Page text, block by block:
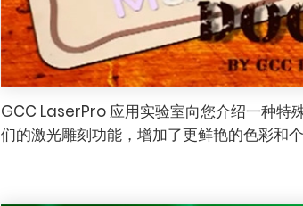
GCC LaserPro 应用实验室向您介绍一种特
们的激光雕刻功能，增加了更鲜艳的色彩和个